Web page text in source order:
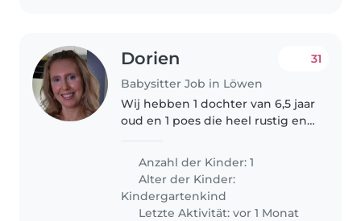
Dorien
Babysitter Job in Löwen
31
Wij hebben 1 dochter van 6,5 jaar
oud en 1 poes die heel rustig en
Anzahl der Kinder: 1
Alter der Kinder:
Kindergartenkind
Letzte Aktivität: vor 1 Monat